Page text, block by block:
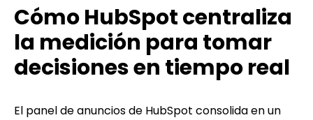
Cómo HubSpot centraliza
la medición para tomar
decisiones en tiempo real
El panel de anuncios de HubSpot consolida en un